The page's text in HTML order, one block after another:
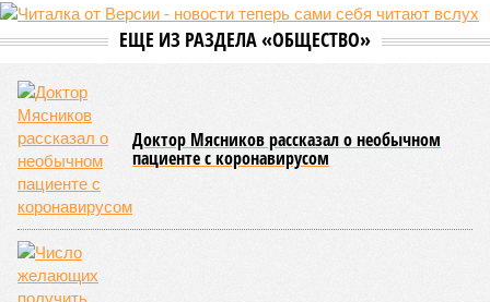
ждут нас со дня на день и чем грозят?
Стивена Кинга , в котором описывались
вызванного группой биологов, называется «Конец всей
этой мерзости». В реальной жизни участия пытливых
исследователей в организации конца света может не
понадобиться: природа сама разберётся, как и где
уменьшить масштабы человеческой популяции.
(фото: en.wikipedia.org)
Да, наша любимая маленькая планета может быть